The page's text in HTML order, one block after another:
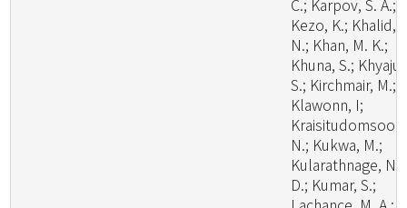
C.; Karpov, S. A.;
Kezo, K.; Khalid,
N.; Khan, M. K.;
Khuna, S.; Khyaju,
S.; Kirchmair, M.;
Klawonn, I;
Kraisitudomsook,
N.; Kukwa, M.;
Kularathnage, N.
D.; Kumar, S.;